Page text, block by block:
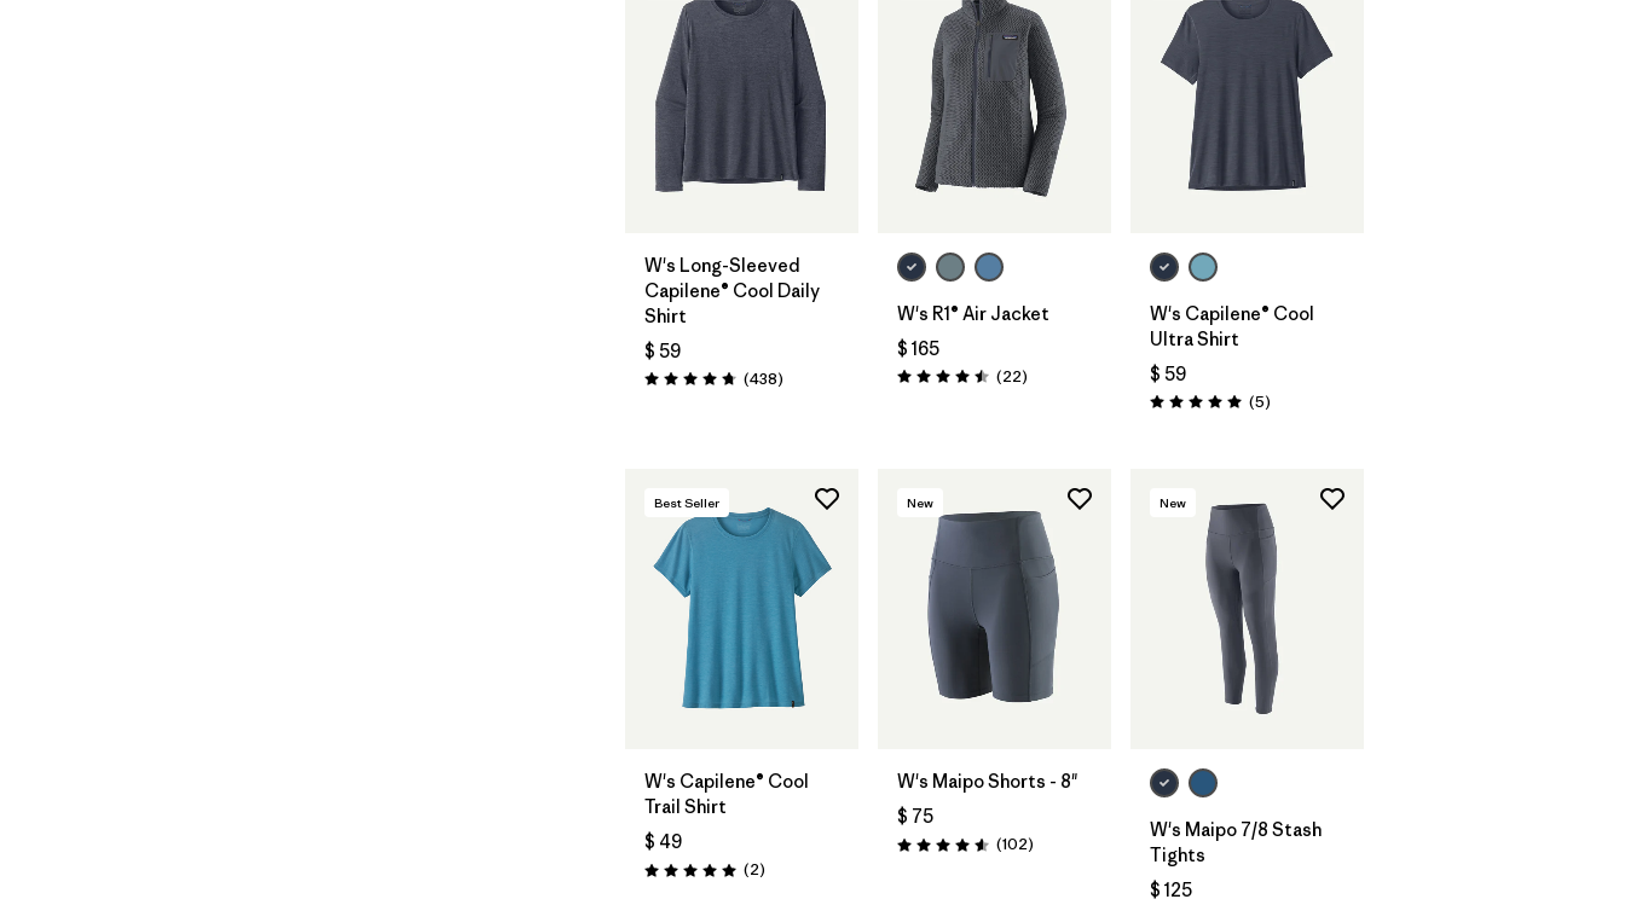
W's Long-Sleeved
Capilene® Cool Daily
Shirt
$ 59
Valoración: 4.7 / 5
(438Comentarios
)
W's R1® Air Jacket
$ 165
Valoración: 4.5 / 5
(22Comentarios
)
W's Capilene® Cool
Ultra Shirt
$ 59
Valoración: 5.0 / 5
(5Comentarios
)
Best Seller
W's Capilene® Cool
Trail Shirt
$ 49
Valoración: 5.0 / 5
(2Comentarios
)
New
W's Maipo Shorts - 8"
$ 75
Valoración: 4.6 / 5
(102Comentarios
)
New
W's Maipo 7/8 Stash
Tights
$ 125